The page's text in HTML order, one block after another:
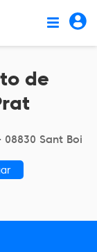
de
Sant Boi